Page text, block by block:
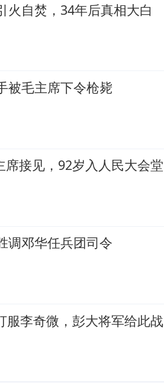
火自焚，34年后真相大白
被毛主席下令枪毙
接见，92岁入人民大会堂
调邓华任兵团司令
服李奇微，彭大将军给此战